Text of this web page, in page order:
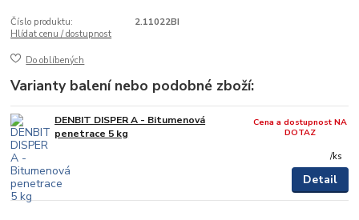
Číslo produktu:
2.11022BI
Hlídat cenu / dostupnost
Do oblíbených
Varianty balení nebo podobné zboží:
DENBIT DISPER A - Bitumenová
penetrace 5 kg
/ks
Cena a dostupnost NA
DOTAZ
Detail